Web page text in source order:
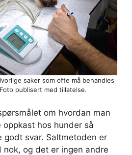
saker som ofte må behandles
publisert med tillatelse.
om hvordan man
oppkast hos hunder så
godt svar. Saltmetoden er
nok, og det er ingen andre